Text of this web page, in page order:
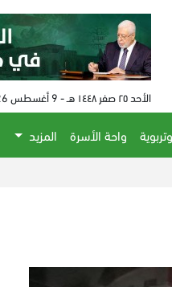
الأحد ٢٥ صفر ١٤٤٨ هـ - 9 أغسطس 2026 م - الساعة 01:03 م
واحة الأسرة
المزيد